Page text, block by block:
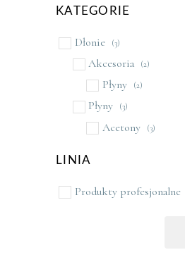
KATEGORIE
Dłonie (3)
Akcesoria (2)
Płyny (2)
Płyny (3)
Acetony (3)
LINIA
Produkty profesjonalne